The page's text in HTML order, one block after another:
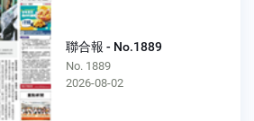
聯合報 - No.1889
No. 1889
2026-08-02